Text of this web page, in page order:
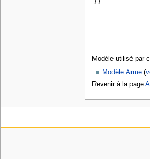
Modèle utilisé par
Modèle:Arme (
Revenir à la page